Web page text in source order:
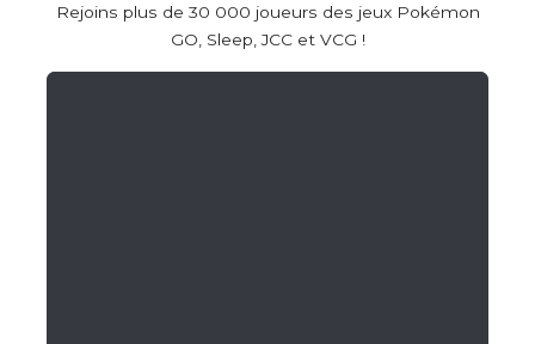
Rejoins plus de 30 000 joueurs des jeux Pokémon
GO, Sleep, JCC et VCG !